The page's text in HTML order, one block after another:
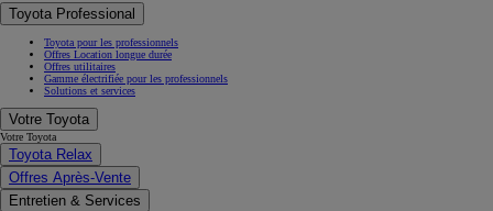
Toyota Professional
Toyota pour les professionnels
Offres Location longue durée
Offres utilitaires
Gamme électrifiée pour les professionnels
Solutions et services
Votre Toyota
Votre Toyota
Toyota Relax
Offres Après-Vente
Entretien & Services